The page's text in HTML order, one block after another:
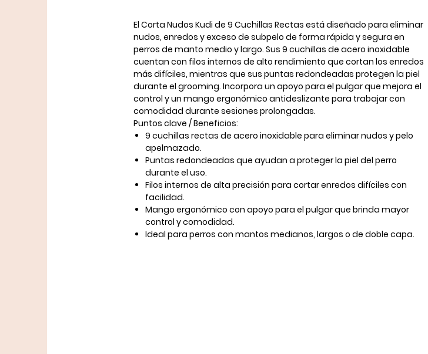
El Corta Nudos Kudi de 9 Cuchillas Rectas está diseñado para eliminar
nudos, enredos y exceso de subpelo de forma rápida y segura en
perros de manto medio y largo. Sus 9 cuchillas de acero inoxidable
cuentan con filos internos de alto rendimiento que cortan los enredos
más difíciles, mientras que sus puntas redondeadas protegen la piel
durante el grooming. Incorpora un apoyo para el pulgar que mejora el
control y un mango ergonómico antideslizante para trabajar con
comodidad durante sesiones prolongadas.
Puntos clave / Beneficios:
9 cuchillas rectas de acero inoxidable para eliminar nudos y pelo
apelmazado.
Puntas redondeadas que ayudan a proteger la piel del perro
durante el uso.
Filos internos de alta precisión para cortar enredos difíciles con
facilidad.
Mango ergonómico con apoyo para el pulgar que brinda mayor
control y comodidad.
Ideal para perros con mantos medianos, largos o de doble capa.